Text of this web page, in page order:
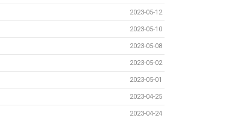
2023-05-12
2023-05-10
2023-05-08
2023-05-02
2023-05-01
2023-04-25
2023-04-24